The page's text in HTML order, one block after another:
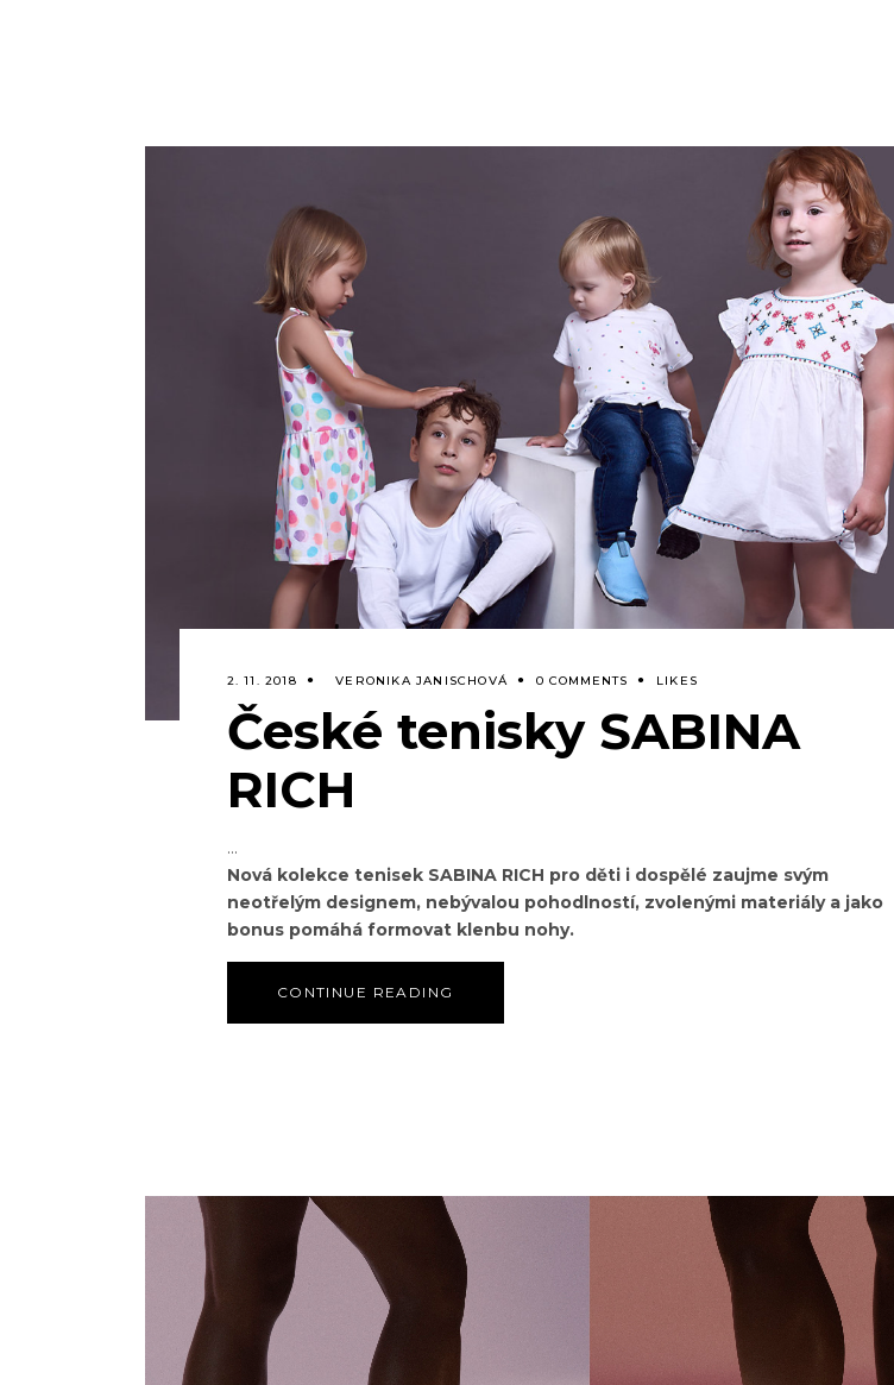
2. 11. 2018 VERONIKA JANISCHOVÁ 0 COMMENTS LIKES
České tenisky SABINA
RICH
Nová kolekce tenisek SABINA RICH pro děti i dospělé zaujme svým
neotřelým designem, nebývalou pohodlností, zvolenými materiály a jako
bonus pomáhá formovat klenbu nohy.
CONTINUE READING